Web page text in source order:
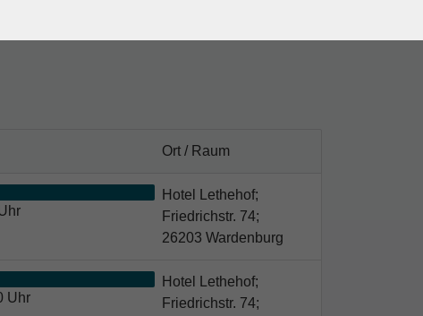
Sportkleidung für drinnen und draußen, (keine
Ort / Raum
Hotel Lethehof;
Friedrichstr. 74;
26203 Wardenburg
Uhr
Hotel Lethehof;
Friedrichstr. 74;